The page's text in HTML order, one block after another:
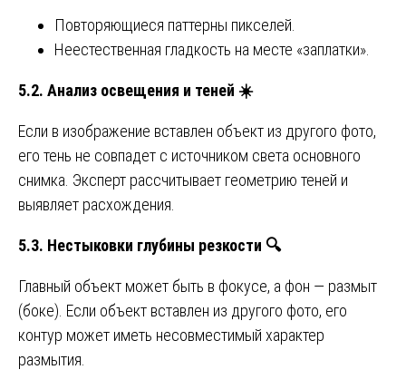
Повторяющиеся паттерны пикселей.
Неестественная гладкость на месте «заплатки».
5.2. Анализ освещения и теней ☀️
Если в изображение вставлен объект из другого фото,
его тень не совпадет с источником света основного
снимка. Эксперт рассчитывает геометрию теней и
выявляет расхождения.
5.3. Нестыковки глубины резкости 🔍
Главный объект может быть в фокусе, а фон — размыт
(боке). Если объект вставлен из другого фото, его
контур может иметь несовместимый характер
размытия.